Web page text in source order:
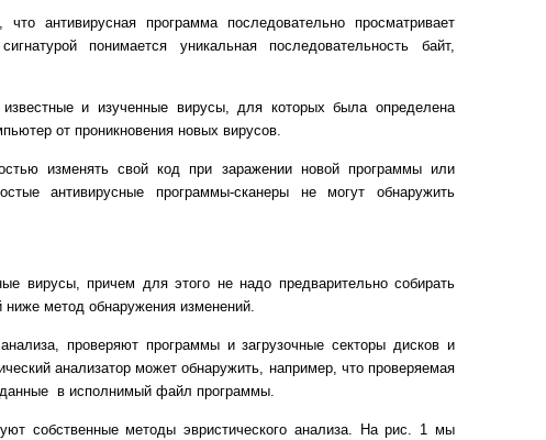
антивирусная программа последовательно просматривает
понимается уникальная последовательность байт,
и изученные вирусы, для которых была определена
от проникновения новых вирусов.
изменять свой код при заражении новой программы или
антивирусные программы-сканеры не могут обнаружить
вирусы, причем для этого не надо предварительно собирать
метод обнаружения изменений.
проверяют программы и загрузочные секторы дисков и
анализатор может обнаружить, например, что проверяемая
в исполнимый файл программы.
собственные методы эвристического анализа. На рис. 1 мы